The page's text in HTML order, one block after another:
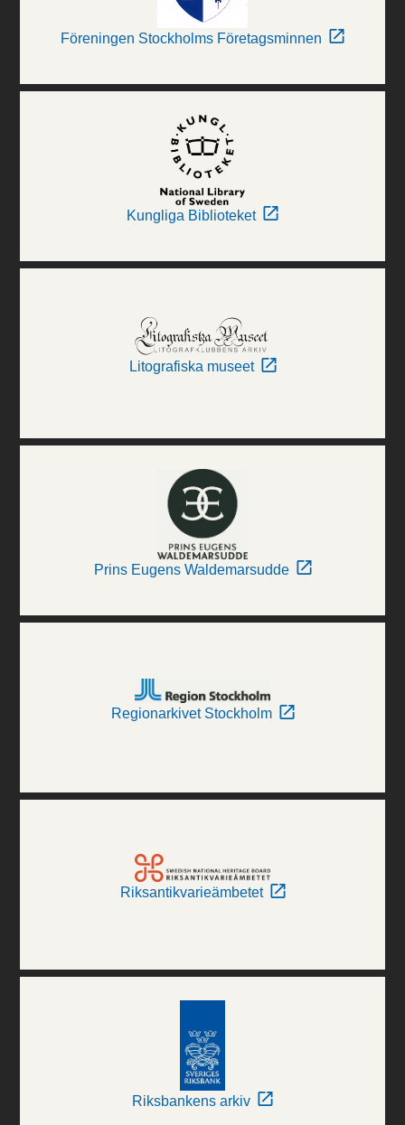
Föreningen Stockholms Företagsminnen
Kungliga Biblioteket
Litografiska museet
Prins Eugens Waldemarsudde
Regionarkivet Stockholm
Riksantikvarieämbetet
Riksbankens arkiv